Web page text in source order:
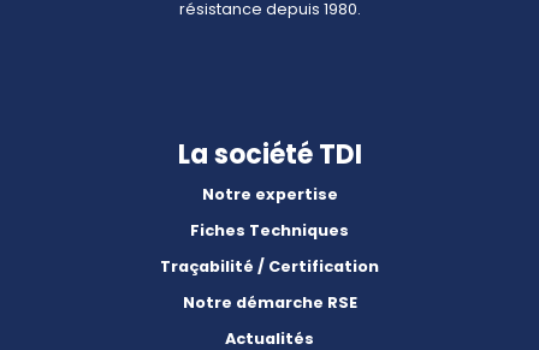
résistance depuis 1980.
La société TDI
Notre expertise
Fiches Techniques
Traçabilité / Certification
Notre démarche RSE
Actualités